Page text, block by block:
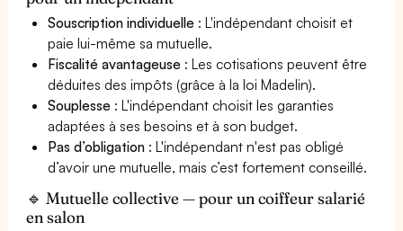
Souscription individuelle : L'indépendant choisit et
paie lui-même sa mutuelle.
Fiscalité avantageuse : Les cotisations peuvent être
déduites des impôts (grâce à la loi Madelin).
Souplesse : L'indépendant choisit les garanties
adaptées à ses besoins et à son budget.
Pas d’obligation : L'indépendant n'est pas obligé
d’avoir une mutuelle, mais c’est fortement conseillé.
🔹 Mutuelle collective — pour un coiffeur salarié
en salon